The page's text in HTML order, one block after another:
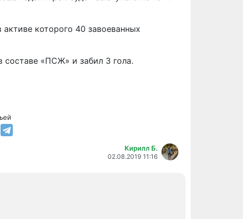
которого 40 завоеванных
составе «ПСЖ» и забил 3 гола.
Кирилл Б.
02.08.2019 11:16